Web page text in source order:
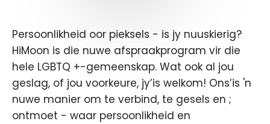
Persoonlikheid oor pieksels - is jy nuuskierig?
HiMoon is die nuwe afspraakprogram vir die
hele LGBTQ +-gemeenskap. Wat ook al jou
geslag, of jou voorkeure, jy’is welkom! Ons’is 'n
nuwe manier om te verbind, te gesels en ;
ontmoet - waar persoonlikheid en